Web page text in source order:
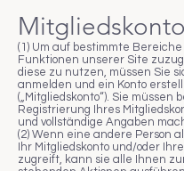
Mitgliedskonto
(1) Um auf bestimmte Bereiche
Funktionen unserer Site
diese zu nutzen, müssen Sie
anmelden und ein Konto
(„Mitgliedskonto“). Sie müssen
Registrierung Ihres
und vollständige Angaben
(2) Wenn eine andere Person
Ihr Mitgliedskonto und/oder
zugreift, kann sie alle Ihnen